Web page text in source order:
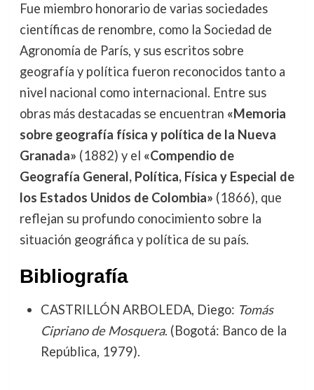
Fue miembro honorario de varias sociedades
científicas de renombre, como la Sociedad de
Agronomía de París, y sus escritos sobre
geografía y política fueron reconocidos tanto a
nivel nacional como internacional. Entre sus
obras más destacadas se encuentran «Memoria
sobre geografía física y política de la Nueva
Granada» (1882) y el «Compendio de
Geografía General, Política, Física y Especial de
los Estados Unidos de Colombia» (1866), que
reflejan su profundo conocimiento sobre la
situación geográfica y política de su país.
Bibliografía
CASTRILLÓN ARBOLEDA, Diego: Tomás
Cipriano de Mosquera. (Bogotá: Banco de la
República, 1979).